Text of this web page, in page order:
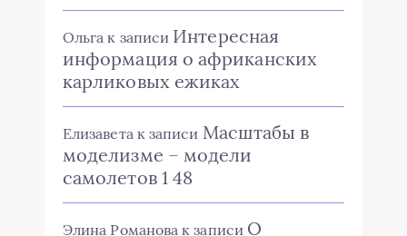
Ольга к записи Интересная
информация о африканских
карликовых ежиках
Елизавета к записи Масштабы в
моделизме – модели
самолетов 1 48
Элина Романова к записи О